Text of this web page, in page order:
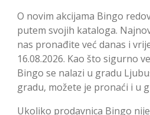
O novim akcijama Bingo
putem svojih kataloga.
nas pronađite već danas i
16.08.2026. Kao što sigurno
Bingo se nalazi u gradu
gradu, možete je pronaći i u
Ukoliko prodavnica Bingo